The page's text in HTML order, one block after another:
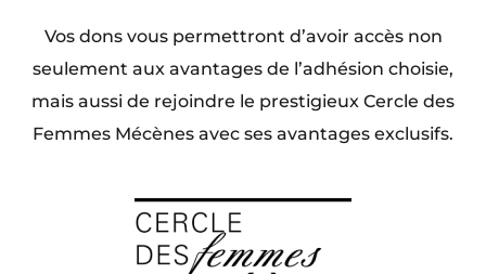
Vos dons vous permettront d’avoir accès non
seulement aux avantages de l’adhésion choisie,
mais aussi de rejoindre le prestigieux Cercle des
Femmes Mécènes avec ses avantages exclusifs.